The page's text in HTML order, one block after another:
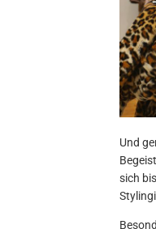
Und
sich